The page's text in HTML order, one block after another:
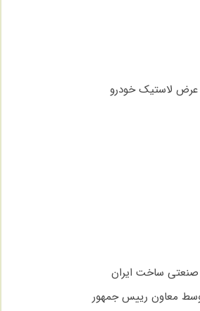
لاستیک خودرو
ساخت ایران
معاون رییس جمهور